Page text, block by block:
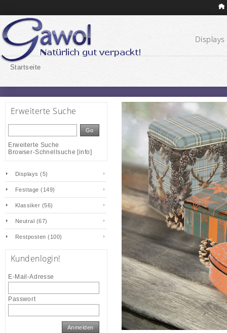
Displays
Startseite
Erweiterte Suche
Go
Erweiterte Suche
Browser-Schnellsuche [info]
Displays (5)
Festtage (149)
Klassiker (56)
Neutral (67)
Restposten (100)
Kundenlogin!
E-Mail-Adresse
Passwort
Anmelden